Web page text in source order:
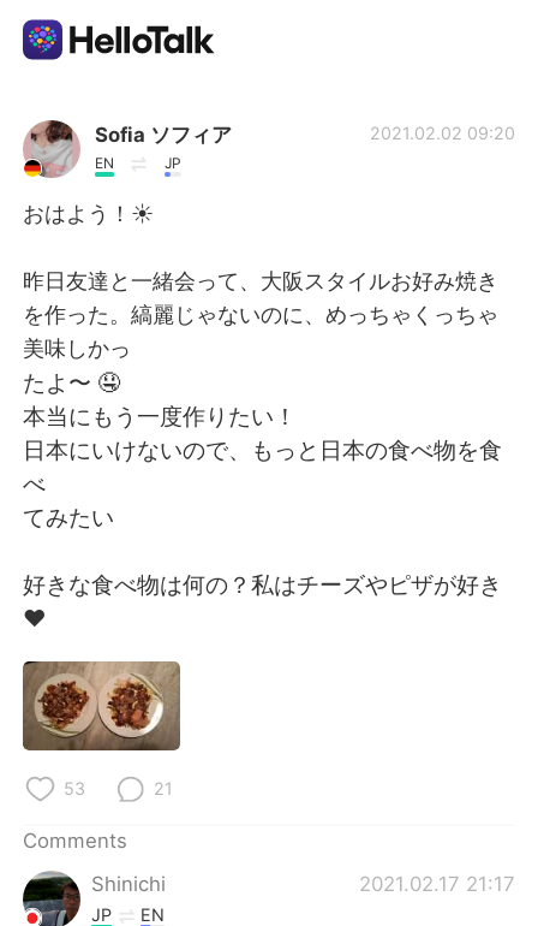
Language Exchange App
AI Grammar Checker
简体中文
Español العربية
Indonesia
Türkçe
Português
Sofia ソフィア
EN JP
2021.02.02 09:20
おはよう！☀️
昨日友達と一緒会って、大阪スタイルお好み焼き
を作った。縞麗じゃないのに、めっちゃくっちゃ
美味しかっ
たよ〜 🤤
本当にもう一度作りたい！
日本にいけないので、もっと日本の食べ物を食
べ
てみたい
好きな食べ物は何の？私はチーズやピザが好き
❤️
53 21
Comments
Shinichi
2021.02.17 21:17
JP EN